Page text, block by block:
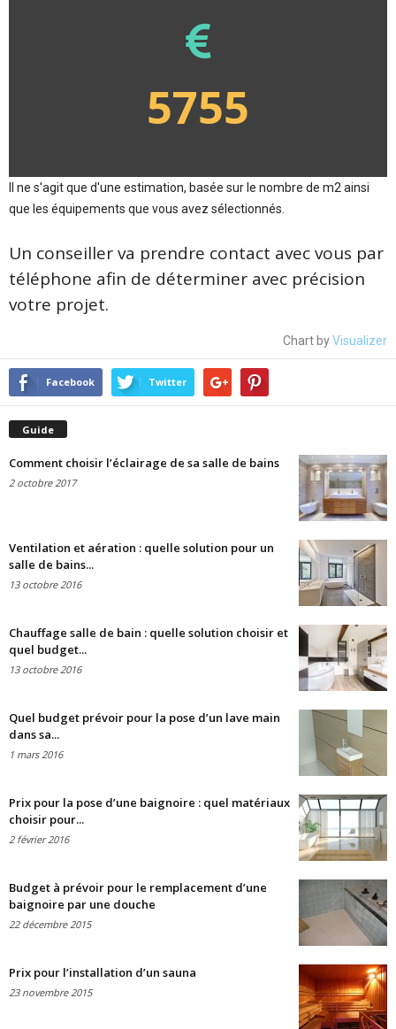
5755
Il ne s'agit que d'une estimation, basée sur le nombre de m2 ainsi
que les équipements que vous avez sélectionnés.
Un conseiller va prendre contact avec vous par
téléphone afin de déterminer avec précision
votre projet.
Chart byVisualizer
Facebook Twitter
Guide
Comment choisir l’éclairage de sa salle de bains
2 octobre 2017
Ventilation et aération : quelle solution pour un
salle de bains...
13 octobre 2016
Chauffage salle de bain : quelle solution choisir et
quel budget...
13 octobre 2016
Quel budget prévoir pour la pose d’un lave main
dans sa...
1 mars 2016
Prix pour la pose d’une baignoire : quel matériaux
choisir pour...
2 février 2016
Budget à prévoir pour le remplacement d’une
baignoire par une douche
22 décembre 2015
Prix pour l’installation d’un sauna
23 novembre 2015